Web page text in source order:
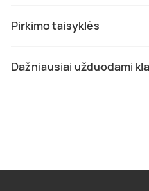
Pirkimo taisyklės
Dažniausiai užduodami